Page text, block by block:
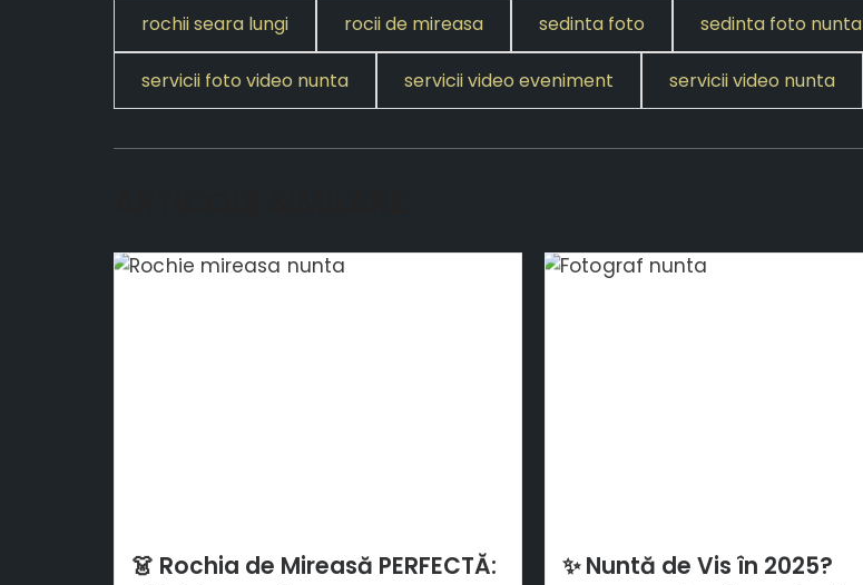
rochii seara lungi rocii de mireasa sedinta foto sedinta foto nunta
servicii foto video nunta servicii video eveniment servicii video nunta
👗 Rochia de Mireasă PERFECTĂ:
✨ Nuntă de Vis în 2025?